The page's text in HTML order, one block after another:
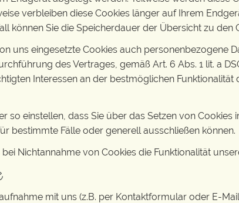
verbleiben diese Cookies länger auf Ihrem
können Sie die Speicherdauer der Übersicht zu
uns eingesetzte Cookies auch personenbezogene
des Vertrages, gemäß Art. 6 Abs. 1 lit. a
Interessen an der bestmöglichen
so einstellen, dass Sie über das Setzen von
bestimmte Fälle oder generell ausschließen können.
Nichtannahme von Cookies die Funktionalität
mit uns (z.B. per Kontaktformular oder E-